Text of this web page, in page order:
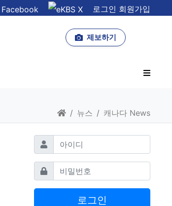
로그인 회원가입
제보하기
홈으로
뉴스 캐나다 News
아이디 필수
비밀번호필수
로그인